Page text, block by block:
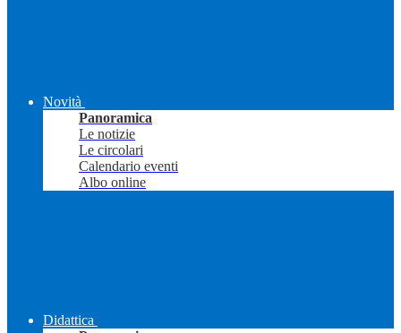
Novità
Panoramica
Le notizie
Le circolari
Calendario eventi
Albo online
Didattica